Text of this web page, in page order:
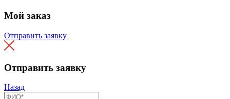
Мой заказ
Отправить заявку
Отправить заявку
Назад